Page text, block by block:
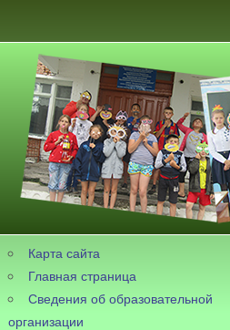
Карта сайта
Главная страница
Сведения об образовательной
организации